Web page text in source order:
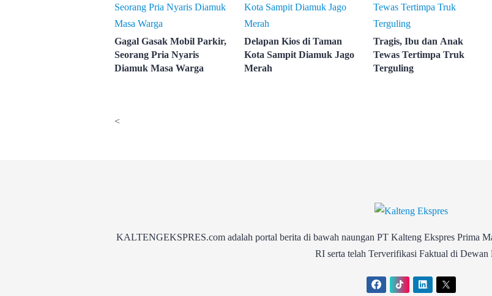
Gagal Gasak Mobil Parkir,
Seorang Pria Nyaris
Diamuk Masa Warga
Delapan Kios di Taman
Kota Sampit Diamuk Jago
Merah
Tragis, Ibu dan Anak
Tewas Tertimpa Truk
Terguling
<
KALTENGEKSPRES.com adalah portal berita di bawah naungan PT Kalteng Ekspres Prima
RI serta telah Terverifikasi Faktual di Dewan